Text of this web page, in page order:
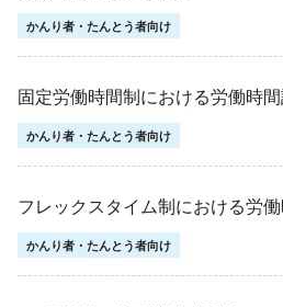
かんり者・たんとう者向け
固定労働時間制における労働時
かんり者・たんとう者向け
フレックスタイム制における労
かんり者・たんとう者向け